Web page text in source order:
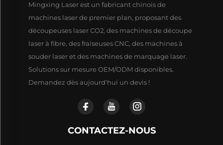
Mingxing Laser est un fabricant chinois de
machines laser de premier plan, proposant des
découpeuses laser CO2, des machines de découpe
laser à fibre, des fraiseuses CNC, des machines à
souder laser et des machines de marquage laser.
Solutions sur mesure OEM/ODM disponibles.
Demandez dès aujourd'hui un devis !
CONTACTEZ-NOUS